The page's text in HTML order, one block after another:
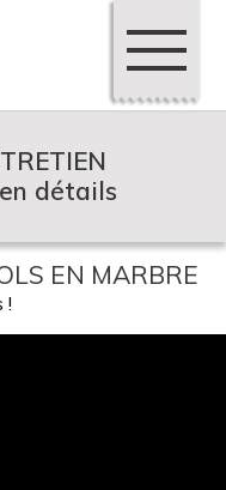
détails
EN MARBRE
!